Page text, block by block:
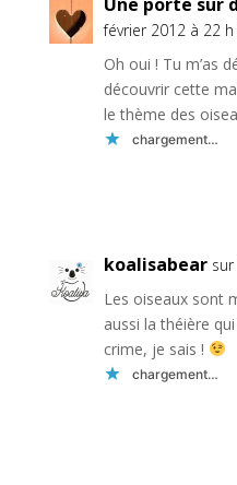
février 2012 à 22
Oh oui ! Tu m’as
découvrir cette
le thème des
chargement…
koalisabear
Les oiseaux sont
aussi la théière
crime, je sais !
chargement…